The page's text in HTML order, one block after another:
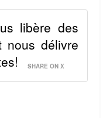
libère des
délivre
SHARE ON X